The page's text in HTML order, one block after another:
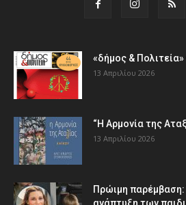
«δήμος &
13 Απριλίου 2026
“Η Αρμονία της
13 Απριλίου 2026
Πρώιμη παρέμβαση:
ανάπτυξη των